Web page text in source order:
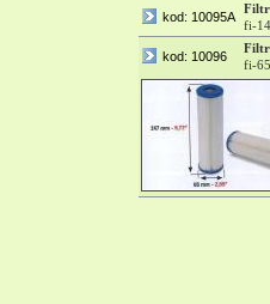
kod: 10095A
Filtr
fi-
kod: 10096
Filtr
fi-